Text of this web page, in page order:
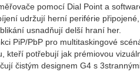
pomocí Dial Point a
udržují herní periférie
usnadňují delší hraní her.
PiP/PbP pro multitaskingové
kteří potřebují jak prémiovou
čistým designem G4 s